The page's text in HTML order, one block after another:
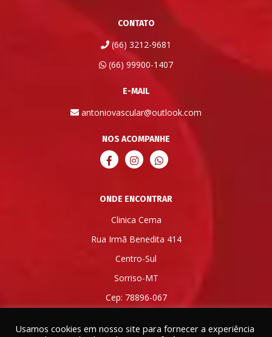
CONTATO
(66) 3212-9681
(66) 99900-1407
E-MAIL
antoniovascular@outlook.com
NOS ACOMPANHE
ONDE ENCONTRAR
Clinica Cema
Rua Irmã Benedita 414
Centro-Sul
Sorriso-MT
Cep: 78896-067
Usamos cookies em nosso site para fornecer a experiência